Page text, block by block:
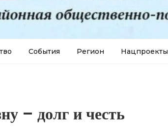
События Регион Нацпроекты
– долг и честь